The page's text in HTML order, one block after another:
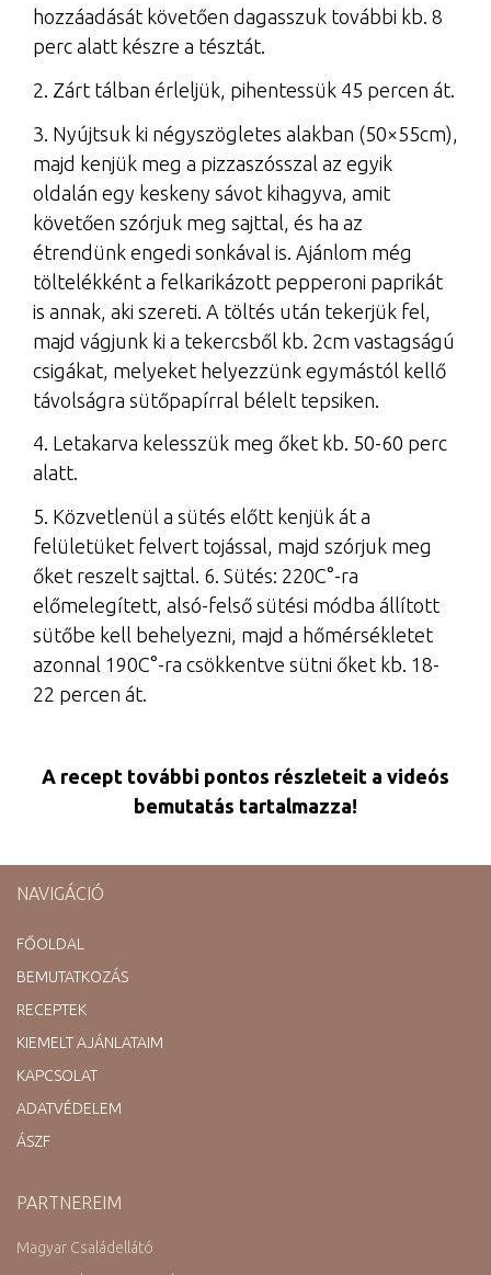
hozzáadását követően dagasszuk további kb. 8
perc alatt készre a tésztát.
2. Zárt tálban érleljük, pihentessük 45 percen át.
3. Nyújtsuk ki négyszögletes alakban (50×55cm),
majd kenjük meg a pizzaszósszal az egyik
oldalán egy keskeny sávot kihagyva, amit
követően szórjuk meg sajttal, és ha az
étrendünk engedi sonkával is. Ajánlom még
töltelékként a felkarikázott pepperoni paprikát
is annak, aki szereti. A töltés után tekerjük fel,
majd vágjunk ki a tekercsből kb. 2cm vastagságú
csigákat, melyeket helyezzünk egymástól kellő
távolságra sütőpapírral bélelt tepsiken.
4. Letakarva kelesszük meg őket kb. 50-60 perc
alatt.
5. Közvetlenül a sütés előtt kenjük át a
felületüket felvert tojással, majd szórjuk meg
őket reszelt sajttal. 6. Sütés: 220C°-ra
előmelegített, alsó-felső sütési módba állított
sütőbe kell behelyezni, majd a hőmérsékletet
azonnal 190C°-ra csökkentve sütni őket kb. 18-
22 percen át.
A recept további pontos részleteit a videós
bemutatás tartalmazza!
NAVIGÁCIÓ
FŐOLDAL
BEMUTATKOZÁS
RECEPTEK
KIEMELT AJÁNLATAIM
KAPCSOLAT
ADATVÉDELEM
ÁSZF
PARTNEREIM
Magyar Családellátó